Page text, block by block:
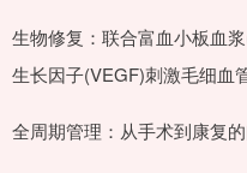
生物修复：联合富血小板血
生长因子(VEGF)刺激毛细血
全周期管理：从手术到康复